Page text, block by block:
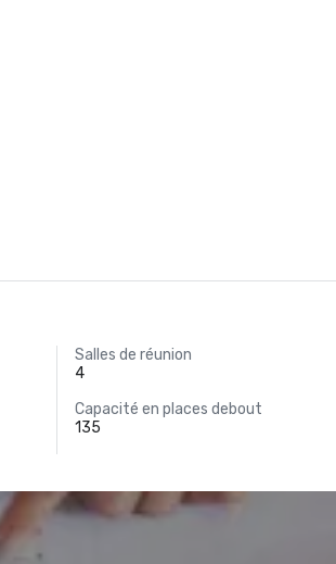
Salles de réunion
4
Capacité en places debout
135